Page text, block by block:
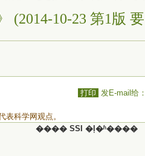
(2014-10-23 第1版
打印 发E-mail给
表科学网观点。
���� SSI �ļ�ʱ����